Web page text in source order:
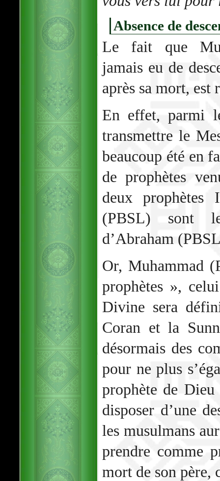
Absence de
Le fait que
jamais eu de
après sa mort, est
En effet, parmi
transmettre le
beaucoup été en
de prophètes
deux prophètes
(PBSL) sont
d’Abraham
Or, Muhammad
prophètes »,
Divine sera
Coran et la
désormais des
pour ne plus
prophète de
disposer d’une
les musulmans
prendre comme
mort de son père,